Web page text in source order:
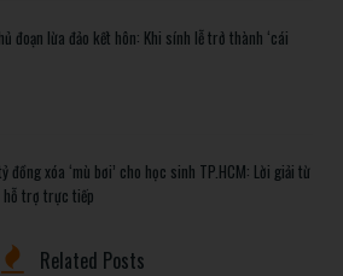
đoạn lừa đảo kết hôn: Khi sính lễ trở thành ‘cái
đồng xóa ‘mù bơi’ cho học sinh TP.HCM: Lời giải từ
trợ trực tiếp
Related Posts